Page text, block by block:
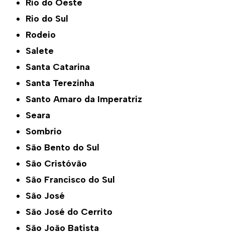
Rio do Oeste
Rio do Sul
Rodeio
Salete
Santa Catarina
Santa Terezinha
Santo Amaro da Imperatriz
Seara
Sombrio
São Bento do Sul
São Cristóvão
São Francisco do Sul
São José
São José do Cerrito
São João Batista